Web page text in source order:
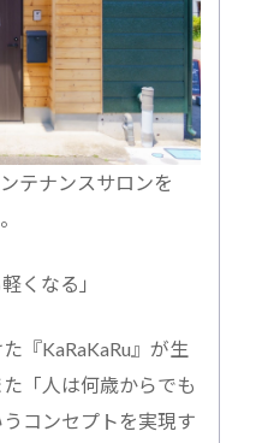
テナンスサロンを
くなる」
『KaRaKaRu』が生
「人は何歳からでも
コンセプトを実現す